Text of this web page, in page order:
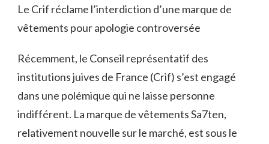
Le Crif réclame l’interdiction d’une marque de
vêtements pour apologie controversée
Récemment, le Conseil représentatif des
institutions juives de France (Crif) s’est engagé
dans une polémique qui ne laisse personne
indifférent. La marque de vêtements Sa7ten,
relativement nouvelle sur le marché, est sous le